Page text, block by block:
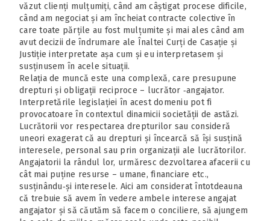
văzut clienți mulțumiți, când am câștigat procese dificile,
când am negociat și am încheiat contracte colective în
care toate părțile au fost mulțumite și mai ales când am
avut decizii de îndrumare ale Înaltei Curți de Casație și
Justiție interpretate așa cum și eu interpretasem și
susținusem în acele situații.
Relația de muncă este una complexă, care presupune
drepturi și obligații reciproce – lucrător ‑angajator.
Interpretările legislației în acest domeniu pot fi
provocatoare în contextul dinamicii societății de astăzi.
Lucrătorii vor respectarea drepturilor sau consideră
uneori exagerat că au drepturi și încearcă să își susțină
interesele, personal sau prin organizații ale lucrătorilor.
Angajatorii la rândul lor, urmăresc dezvoltarea afacerii cu
cât mai puține resurse – umane, financiare etc.,
susținându‑și interesele. Aici am considerat întotdeauna
că trebuie să avem în vedere ambele interese angajat
angajator și să căutăm să facem o conciliere, să ajungem